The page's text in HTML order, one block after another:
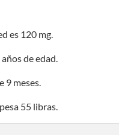
es 120 mg.
de edad.
9 meses.
55 libras.